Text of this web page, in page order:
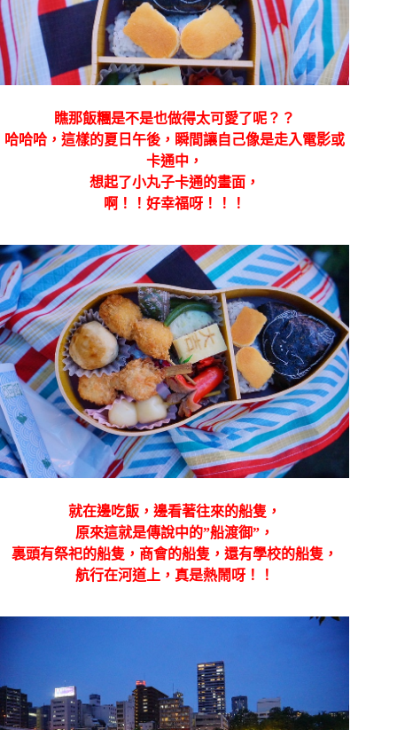
瞧那飯糰是不是也做得太可愛了呢？？
哈哈哈，這樣的夏日午後，瞬間讓自己像是走入電影或
卡通中，
想起了小丸子卡通的畫面，
啊！！好幸福呀！！！
就在邊吃飯，邊看著往來的船隻，
原來這就是傳說中的”船渡御”，
裏頭有祭祀的船隻，商會的船隻，還有學校的船隻，
航行在河道上，真是熱鬧呀！！